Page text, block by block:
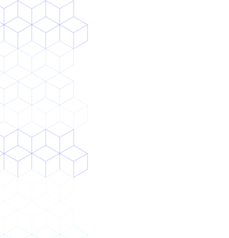
課題
AIでやりたいことはあるが、汎用AIツールでは
自社データを扱えない・業務に合わない
独自AIモデルを作りたいが、社内・既存取引ベ
ンダーに技術力がなく実装できない
AIを信用できないなどの理由で、実用・定着に
至らない
合わせつつUI/UXも最適化したAIアプリを開発